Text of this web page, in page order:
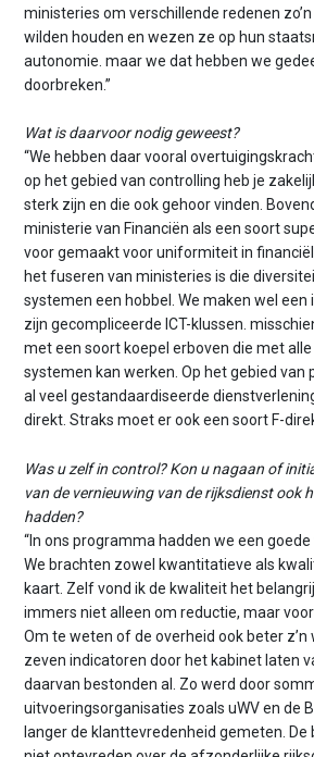
ministeries om verschillende redenen
wilden houden en wezen ze op hun
autonomie. maar we dat hebben we
doorbreken.”
Wat is daarvoor nodig geweest?
“We hebben daar vooral
op het gebied van controlling heb je
sterk zijn en die ook gehoor vinden.
ministerie van Financiën als een soort
voor gemaakt voor uniformiteit in
het fuseren van ministeries is die
systemen een hobbel. We maken wel een
zijn gecompliceerde ICT-klussen.
met een soort koepel erboven die met
systemen kan werken. Op het gebied van
al veel gestandaardiseerde
direkt. Straks moet er ook een soort F-
Was u zelf in control? Kon u nagaan of
van de vernieuwing van de rijksdienst ook
hadden?
“In ons programma hadden we een
We brachten zowel kwantitatieve als
kaart. Zelf vond ik de kwaliteit het
immers niet alleen om reductie, maar
Om te weten of de overheid ook beter z’n
zeven indicatoren door het kabinet laten
daarvan bestonden al. Zo werd door
uitvoeringsorganisaties zoals uWV en de
langer de klanttevredenheid gemeten.